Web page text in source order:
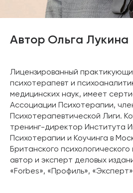
Автор Ольга Лукина
Лицензированный
психотерапевт и
медицинских наук, имеет
Ассоциации Психотерапии,
Психотерапевтической Лиги.
тренинг-директор Института
Психотерапии и Коучинга в
Британского
автор и эксперт деловых
«Forbes», «Профиль»,